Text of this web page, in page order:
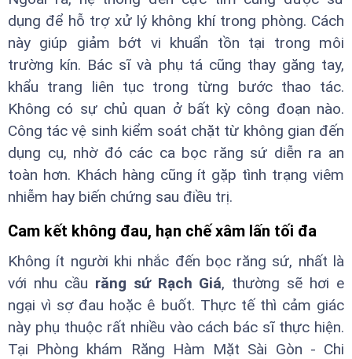
dụng để hỗ trợ xử lý không khí trong phòng. Cách
này giúp giảm bớt vi khuẩn tồn tại trong môi
trường kín. Bác sĩ và phụ tá cũng thay găng tay,
khẩu trang liên tục trong từng bước thao tác.
Không có sự chủ quan ở bất kỳ công đoạn nào.
Công tác vệ sinh kiểm soát chặt từ không gian đến
dụng cụ, nhờ đó các ca bọc răng sứ diễn ra an
toàn hơn. Khách hàng cũng ít gặp tình trạng viêm
nhiễm hay biến chứng sau điều trị.
Cam kết không đau, hạn chế xâm lấn tối đa
Không ít người khi nhắc đến bọc răng sứ, nhất là
với nhu cầu răng sứ Rạch Giá, thường sẽ hơi e
ngại vì sợ đau hoặc ê buốt. Thực tế thì cảm giác
này phụ thuộc rất nhiều vào cách bác sĩ thực hiện.
Tại Phòng khám Răng Hàm Mặt Sài Gòn - Chi